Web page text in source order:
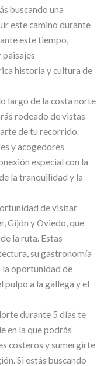
buscando una
este camino durante
este tiempo,
historia y cultura de
largo de la costa norte
rodeado de vistas
de tu recorrido.
y acogedores
especial con la
la tranquilidad y la
de visitar
Gijón y Oviedo, que
la ruta. Estas
su gastronomía
la oportunidad de
a la gallega y el
durante 5 días te
en la que podrás
costeros y sumergirte
Si estás buscando